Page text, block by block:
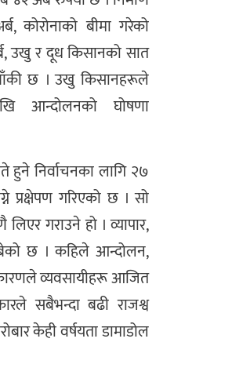
कोरोनाको बीमा गरेको
उखु र दूध किसानको सात
छ । उखु किसानहरूले
आन्दोलनको घोषणा
निर्वाचनका लागि २७
प्रक्षेपण गरिएको छ । सो
गराउने हो । व्यापार,
छ । कहिले आन्दोलन,
व्यवसायीहरू आजित
सबैभन्दा बढी राजश्व
केही वर्षयता डामाडोल